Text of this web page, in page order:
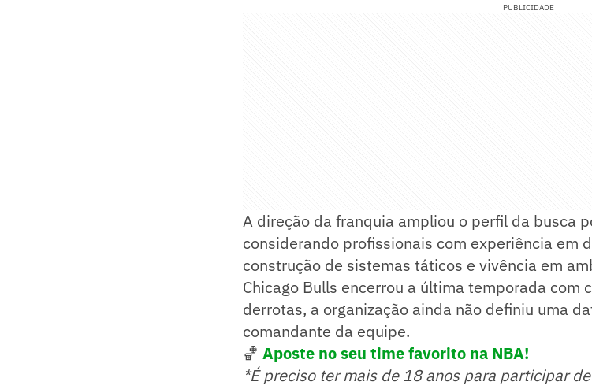
PUBLICIDADE
A direção da franquia ampliou o perfil da busca
considerando profissionais com experiência em
construção de sistemas táticos e vivência em
Chicago Bulls encerrou a última temporada com
derrotas, a organização ainda não definiu uma
comandante da equipe.
🏀 Aposte no seu time favorito na NBA!
*É preciso ter mais de 18 anos para participar